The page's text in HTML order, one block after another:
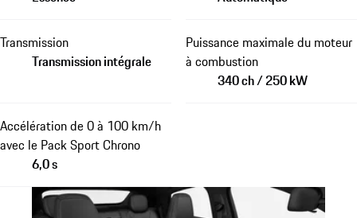
Transmission
Transmission intégrale
Puissance maximale du moteur
à combustion
340 ch / 250 kW
Accélération de 0 à 100 km/h
avec le Pack Sport Chrono
6,0 s